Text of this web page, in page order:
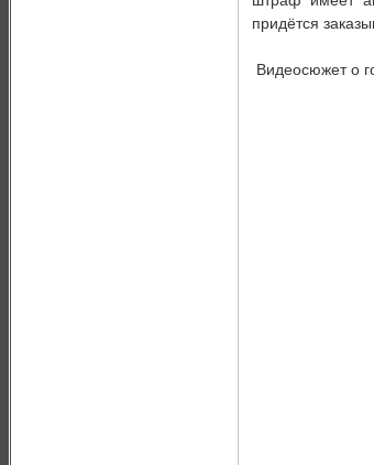
придётся
Видеосюжет о